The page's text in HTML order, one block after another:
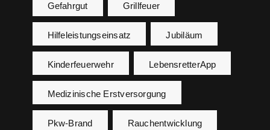
Gefahrgut Grillfeuer
Hilfeleistungseinsatz Jubiläum
Kinderfeuerwehr LebensretterApp
Medizinische Erstversorgung
Pkw-Brand Rauchentwicklung